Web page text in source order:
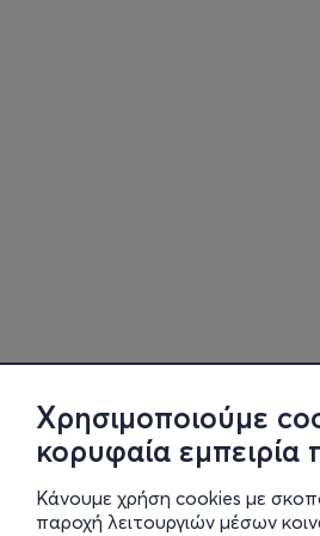
Χρησιμοποιούμε
κορυφαία εμπειρία
Κάνουμε χρήση cookies με
παροχή λειτουργιών μέσων